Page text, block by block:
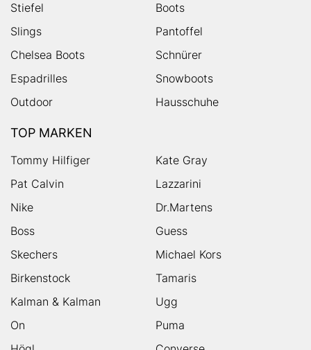
Stiefel
Boots
Slings
Pantoffel
Chelsea Boots
Schnürer
Espadrilles
Snowboots
Outdoor
Hausschuhe
TOP MARKEN
Tommy Hilfiger
Kate Gray
Pat Calvin
Lazzarini
Nike
Dr.Martens
Boss
Guess
Skechers
Michael Kors
Birkenstock
Tamaris
Kalman & Kalman
Ugg
On
Puma